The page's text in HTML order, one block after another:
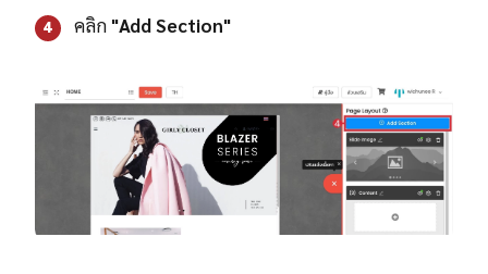
4 คลิก "Add Section"